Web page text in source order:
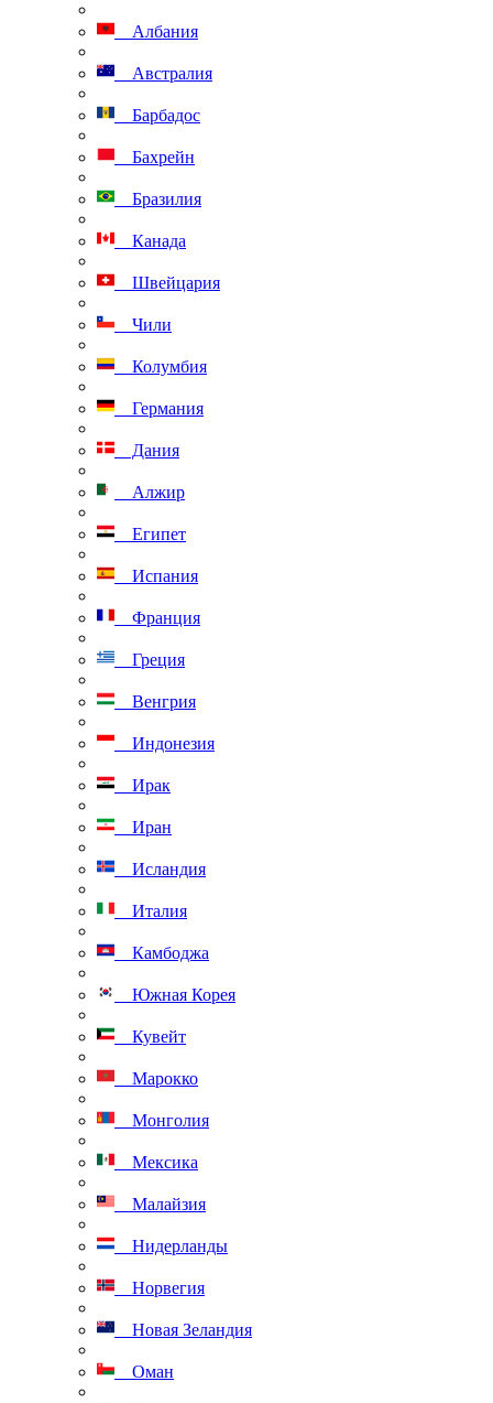
Албания
Австралия
Барбадос
Бахрейн
Бразилия
Канада
Швейцария
Чили
Колумбия
Германия
Дания
Алжир
Египет
Испания
Франция
Греция
Венгрия
Индонезия
Ирак
Иран
Исландия
Италия
Камбоджа
Южная Корея
Кувейт
Марокко
Монголия
Мексика
Малайзия
Нидерланды
Норвегия
Новая Зеландия
Оман